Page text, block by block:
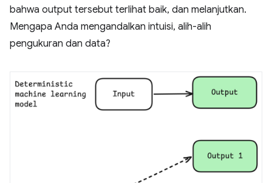
bahwa output tersebut terlihat baik, dan melanjutkan.
Mengapa Anda mengandalkan intuisi, alih-alih
pengukuran dan data?